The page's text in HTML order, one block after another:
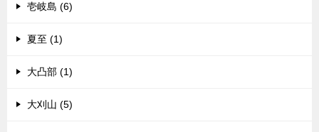
壱岐島 (6)
夏至 (1)
大凸部 (1)
大刈山 (5)